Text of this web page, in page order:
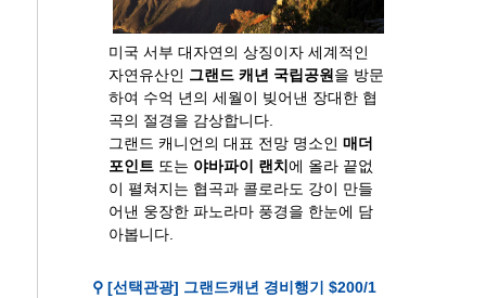
미국 서부 대자연의 상징이자 세계적인
자연유산인 그랜드 캐년 국립공원 을 방문
하여 수억 년의 세월이 빚어낸 장대한 협
곡의 절경을 감상합니다.
그랜드 캐니언의 대표 전망 명소인 매더
포인트 또는 야바파이 랜치 에 올라 끝없
이 펼쳐지는 협곡과 콜로라도 강이 만들
어낸 웅장한 파노라마 풍경을 한눈에 담
아봅니다.
⚲ [선택관광] 그랜드캐년 경비행기 $200/1